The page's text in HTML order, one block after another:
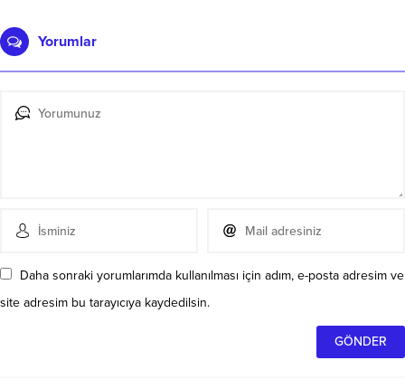
Yorumlar
Daha sonraki yorumlarımda kullanılması için adım, e-posta adresim ve
site adresim bu tarayıcıya kaydedilsin.